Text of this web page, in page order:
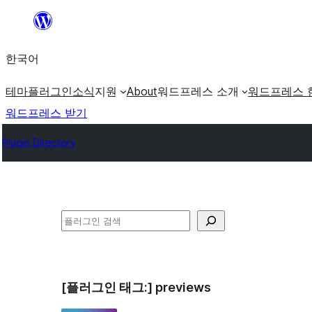
츠
로
로
가
한국어
테마플러그인소식지원 About워드프레스 소개 워드프레스
워드프레스 받기
Plugin Directory
검
[플러그인 태그:] previews